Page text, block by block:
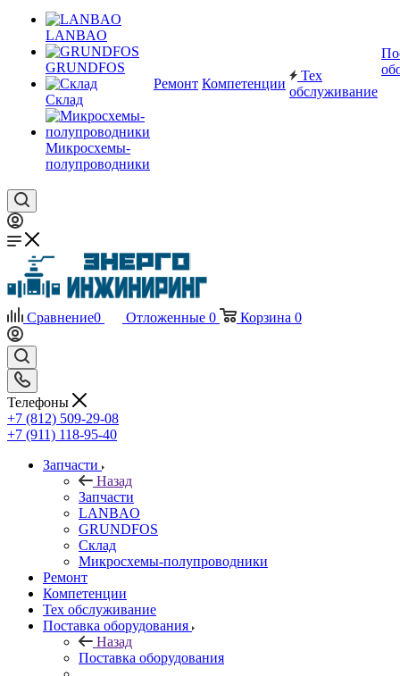
LANBAO
GRUNDFOS
Склад
Микросхемы-
полупроводники
Ремонт Компетенции
Тех
обслуживание
Сравнение0 Отложенные 0 Корзина 0
Телефоны
+7 (812) 509-29-08
+7 (911) 118-95-40
Запчасти
Назад
Запчасти
LANBAO
GRUNDFOS
Склад
Микросхемы-полупроводники
Ремонт
Компетенции
Тех обслуживание
Поставка оборудования
Назад
Поставка оборудования